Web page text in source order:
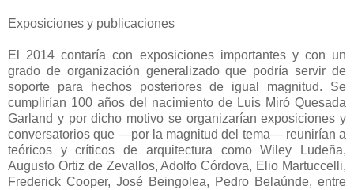
Exposiciones y publicaciones
El 2014 contaría con exposiciones importantes y con un
grado de organización generalizado que podría servir de
soporte para hechos posteriores de igual magnitud. Se
cumplirían 100 años del nacimiento de Luis Miró Quesada
Garland y por dicho motivo se organizarían exposiciones y
conversatorios que —por la magnitud del tema— reunirían a
teóricos y críticos de arquitectura como Wiley Ludeña,
Augusto Ortiz de Zevallos, Adolfo Córdova, Elio Martuccelli,
Frederick Cooper, José Beingolea, Pedro Belaúnde, entre